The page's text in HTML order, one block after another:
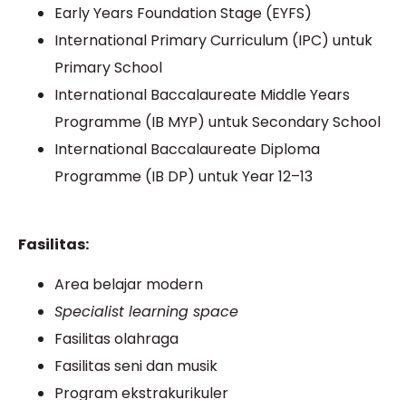
Early Years Foundation Stage (EYFS)
International Primary Curriculum (IPC) untuk
Primary School
International Baccalaureate Middle Years
Programme (IB MYP) untuk Secondary School
International Baccalaureate Diploma
Programme (IB DP) untuk Year 12–13
Fasilitas:
Area belajar modern
Specialist learning space
Fasilitas olahraga
Fasilitas seni dan musik
Program ekstrakurikuler